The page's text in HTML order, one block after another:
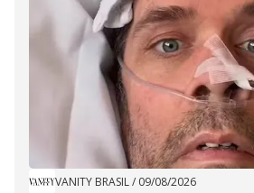
VANITY BRASIL/ 09/08/2026